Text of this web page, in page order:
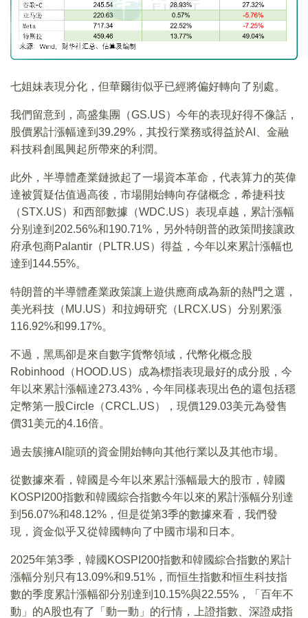
七姐妹表現分化，但華爾街似乎已經將偏好轉向了别處。
我們留意到，高盛集團（GS.US）今年的表現好得不像話，
股價累計漲幅達到39.29%，其投行業務或得益於AI、金融
科技科創風興起所帶來的利潤。
此外，半導體產業鏈掀起了一場資本革命，代表算力的英偉
達被質疑估值過高後，市場開始轉向存儲概念，希捷科技
（STX.US）和西部數據（WDC.US）表現卓越，累計漲幅
分别達到202.56%和190.71%，另外特朗普的政策間接讓政
府承包商Palantir（PLTR.US）得益，今年以來累計漲幅也
達到144.55%。
特朗普的半導體產業政策讓上遊供應商成為新的熱門之選，
美光科技（MU.US）和拉姆研究（LRCX.US）分别累漲
116.92%和99.17%。
不過，黑馬卻是來自數字貨幣領域，代幣化概念股
Robinhood（HOOD.US）成為標指表現最好的成分股，今
年以來累計漲幅達273.43%，今年同樣表現出色的還包括穩
定幣第一股Circle（CRCL.US），現價129.03美元為發售
價31美元的4.16倍。
過去簇擁AI龍頭的資金開始轉向其他行業以及其他市場。
從數據來看，韓國是今年以來累計漲幅最大的股市，韓國
KOSPI200指數和韓國綜合指數今年以來的累計漲幅分别達
到56.07%和48.12%，但是從第3季的數據來看，我們發
現，資金似乎又從韓國轉向了中國市場和日本。
2025年第3季，韓國KOSPI200指數和韓國綜合指數的累計
漲幅分别只有13.09%和9.51%，而恒生指數和恒生科技指
數的季度累計漲幅卻分别達到10.15%與22.55%，「百年不
動」的A股也有了「動一動」的行情，上證指數、深證成指